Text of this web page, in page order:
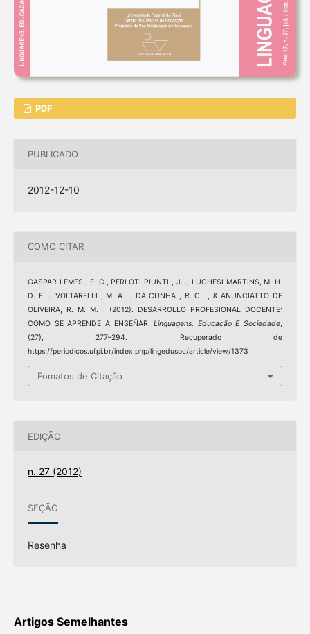
PDF
PUBLICADO
2012-12-10
COMO CITAR
GASPAR LEMES , F. C., PERLOTI PIUNTI , J. ., LUCHESI MARTINS, M. H.
D. F. ., VOLTARELLI , M. A. ., DA CUNHA , R. C. ., & ANUNCIATTO DE
OLIVEIRA, R. M. M. . (2012). DESARROLLO PROFESIONAL DOCENTE:
COMO SE APRENDE A ENSEÑAR.Linguagens, Educação E Sociedade,
(27), 277–294. Recuperado de
https://periodicos.ufpi.br/index.php/lingedusoc/article/view/1373
Fomatos de Citação
EDIÇÃO
n. 27 (2012)
SEÇÃO
Resenha
Artigos Semelhantes